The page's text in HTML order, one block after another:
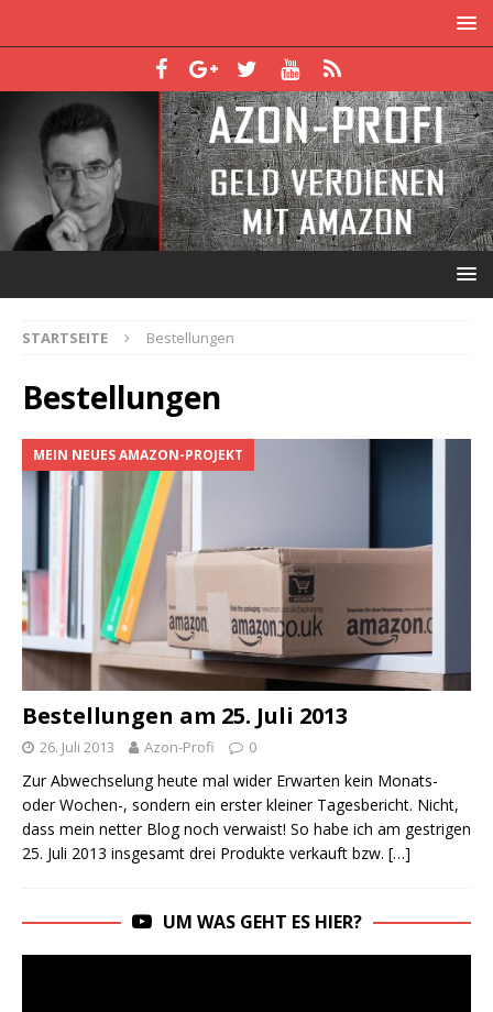
STARTSEITE Bestellungen
Bestellungen
MEIN NEUES AMAZON-PROJEKT
Bestellungen am 25. Juli 2013
26. Juli 2013 Azon-Profi 0
Zur Abwechselung heute mal wider Erwarten kein Monats-
oder Wochen-, sondern ein erster kleiner Tagesbericht. Nicht,
dass mein netter Blog noch verwaist! So habe ich am gestrigen
25. Juli 2013 insgesamt drei Produkte verkauft bzw. […]
UM WAS GEHT ES HIER?